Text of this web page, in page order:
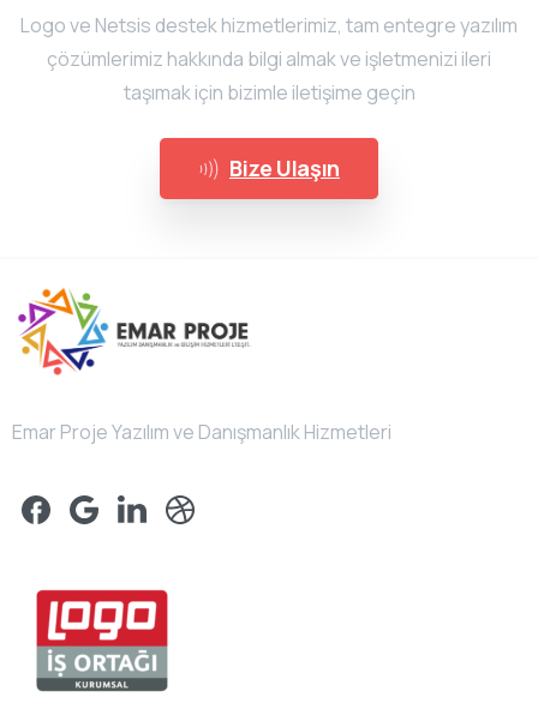
Logo ve Netsis destek hizmetlerimiz, tam entegre yazılım
çözümlerimiz hakkında bilgi almak ve işletmenizi ileri
taşımak için bizimle iletişime geçin
Bize Ulaşın
Emar Proje Yazılım ve Danışmanlık Hizmetleri